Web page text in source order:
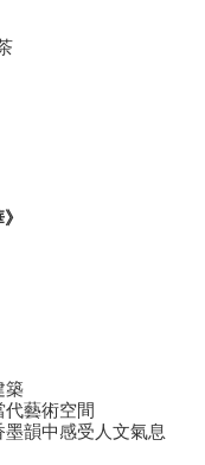
築
藝術空間
韻中感受人文氣息